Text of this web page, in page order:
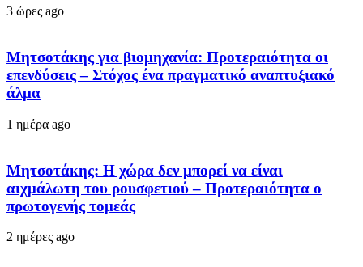
3 ώρες ago
Μητσοτάκης για βιομηχανία: Προτεραιότητα οι
επενδύσεις – Στόχος ένα πραγματικό αναπτυξιακό
άλμα
1 ημέρα ago
Μητσοτάκης: Η χώρα δεν μπορεί να είναι
αιχμάλωτη του ρουσφετιού – Προτεραιότητα ο
πρωτογενής τομεάς
2 ημέρες ago